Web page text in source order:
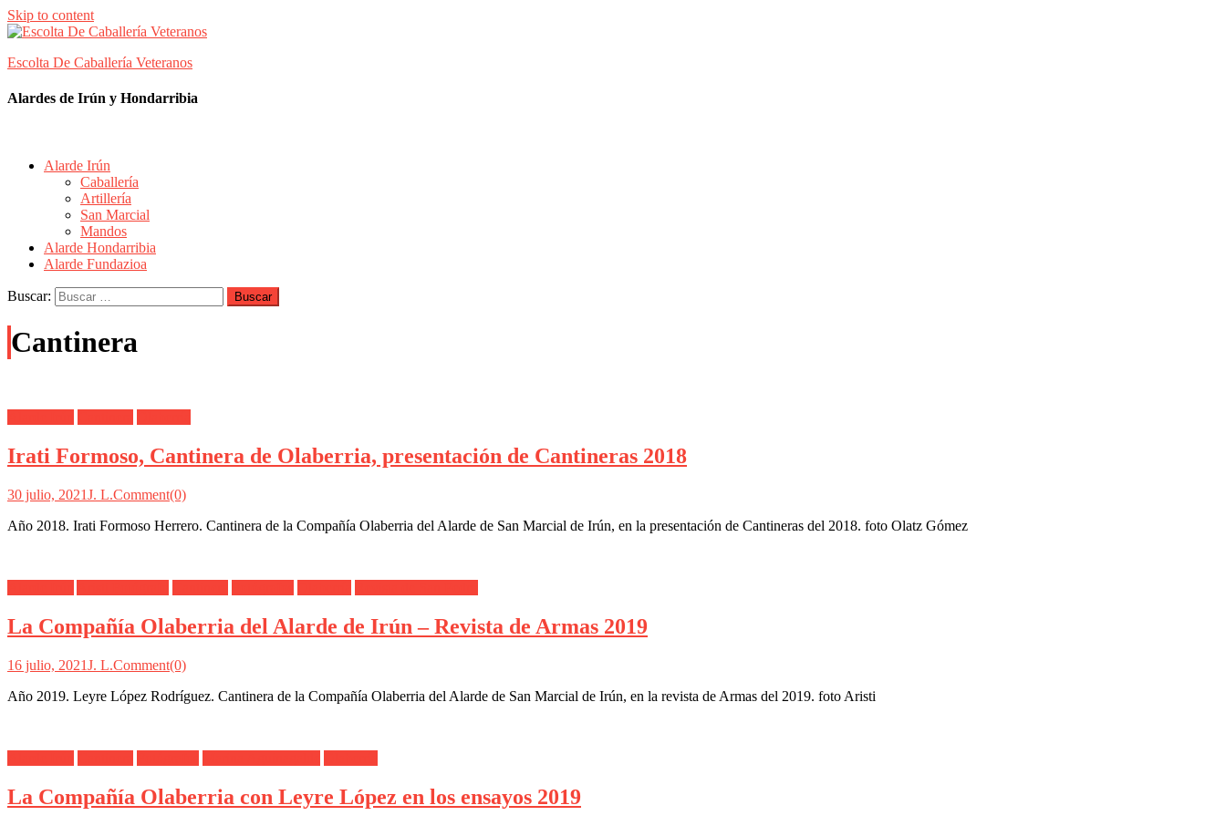
Skip to content
Escolta De Caballería Veteranos
Alardes de Irún y Hondarribia
Alarde Irún
Caballería
Artillería
San Marcial
Mandos
Alarde Hondarribia
Alarde Fundazioa
Buscar:
Cantinera
Irati Formoso, Cantinera de Olaberria, presentación de Cantineras 2018
30 julio, 2021J. L.Comment(0)
Año 2018. Irati Formoso Herrero. Cantinera de la Compañía Olaberria del Alarde de San Marcial de Irún, en la presentación de Cantineras del 2018. foto Olatz Gómez
La Compañía Olaberria del Alarde de Irún – Revista de Armas 2019
16 julio, 2021J. L.Comment(0)
Año 2019. Leyre López Rodríguez. Cantinera de la Compañía Olaberria del Alarde de San Marcial de Irún, en la revista de Armas del 2019. foto Aristi
La Compañía Olaberria con Leyre López en los ensayos 2019